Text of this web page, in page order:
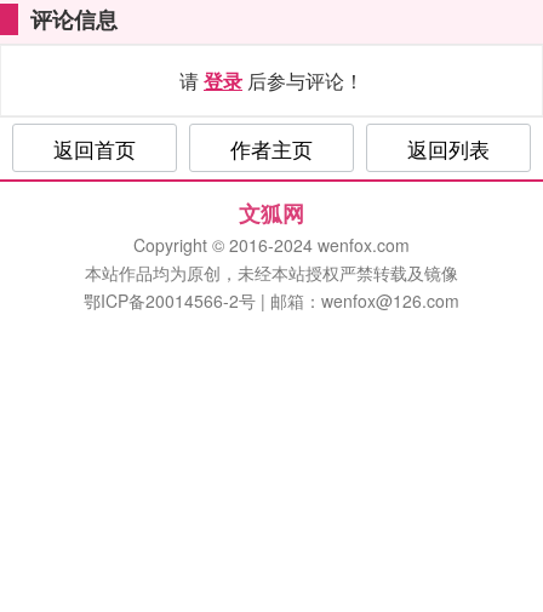
评论信息
请登录 后参与评论！
返回首页 作者主页 返回列表
文狐网
Copyright © 2016-2024 wenfox.com
本站作品均为原创，未经本站授权严禁转载及镜像
鄂ICP备20014566-2号 | 邮箱：wenfox@126.com